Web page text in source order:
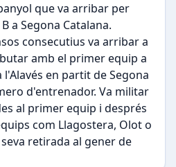
que va arribar per
a Segona Catalana.
consecutius va arribar a
amb el primer equip a
en partit de Segona
d'entrenador. Va militar
al primer equip i després
com Llagostera, Olot o
retirada al gener de